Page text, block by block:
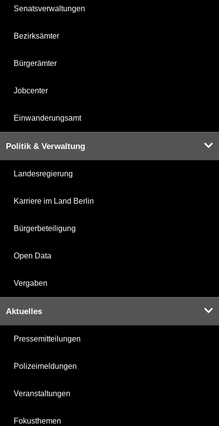
Senatsverwaltungen
Bezirksämter
Bürgerämter
Jobcenter
Einwanderungsamt
Politik & Verwaltung
Landesregierung
Karriere im Land Berlin
Bürgerbeteiligung
Open Data
Vergaben
Aktuelles
Pressemitteilungen
Polizeimeldungen
Veranstaltungen
Fokusthemen